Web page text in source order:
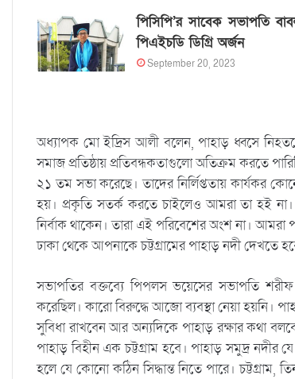
পিসিপি’র সাবেক সভাপতি
পিএইচডি ডিগ্রি অর্জন
September 20, 2023
অধ্যাপক মো ইদ্রিস আলী বলেন, পাহাড় ধ্বসে
সমাজ প্রতিষ্ঠায় প্রতিবন্ধকতাগুলো অতিক্রম করতে
২১ তম সভা করেছে। তাদের নির্লিপ্ততায় কার্যকর
হয়। প্রকৃতি সতর্ক করতে চাইলেও আমরা তা হই না।
নির্বাক থাকেন। তারা এই পরিবেশের অংশ না। আমরা
ঢাকা থেকে আপনাকে চট্টগ্রামের পাহাড় নদী দেখতে
সভাপতির বক্তব্যে পিপলস ভয়েসের সভাপতি
করেছিল। কারো বিরুদ্ধে আজো ব্যবস্থা নেয়া হয়নি।
সুবিধা রাখবেন আর অন্যদিকে পাহাড় রক্ষার কথা
পাহাড় বিহীন এক চট্টগ্রাম হবে। পাহাড় সমুদ্র নদীর
হলে যে কোনো কঠিন সিদ্ধান্ত নিতে পারে। চট্টগ্রাম,